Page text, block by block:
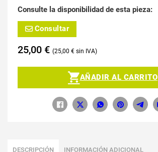
Consulte la disponibilidad de esta pieza:
Consultar
25,00 € 25,00 €
AÑADIR AL CARRITO
DESCRIPCIÓN INFORMACIÓN ADICIONAL